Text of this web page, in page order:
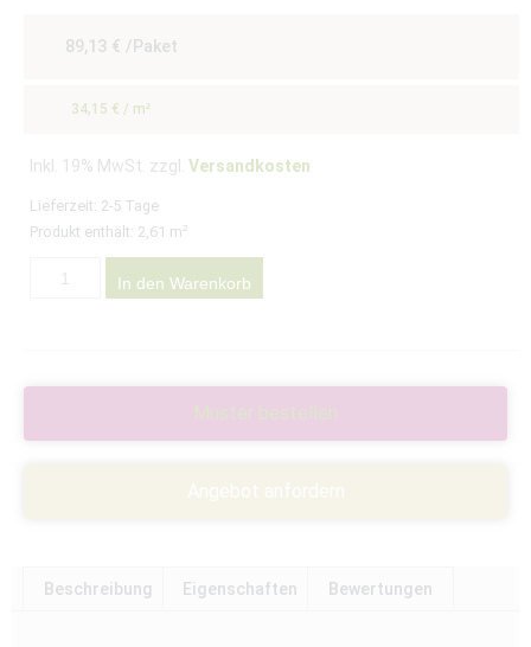
89,13 € /Paket
34,15 € / m²
Inkl. 19% MwSt. zzgl. Versandkosten
Lieferzeit: 2-5 Tage
Produkt enthält: 2,61 m²
In den Warenkorb
Beschreibung Eigenschaften Bewertungen